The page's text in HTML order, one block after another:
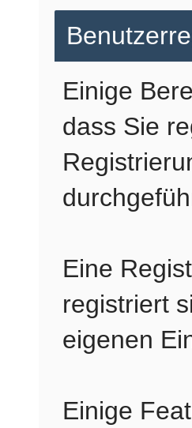
Einige
dass Sie
Eine
registriert
eigenen
Einige